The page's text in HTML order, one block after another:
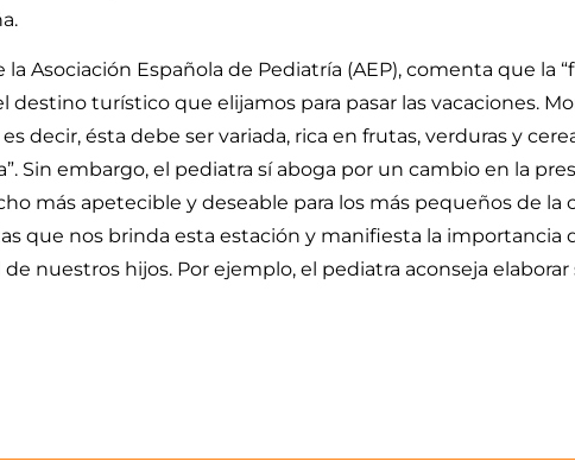
Española de Pediatría (AEP), comenta que la
turístico que elijamos para pasar las vacaciones.
ésta debe ser variada, rica en frutas, verduras y
Sin embargo, el pediatra sí aboga por un cambio en la
más apetecible y deseable para los más pequeños de la
que nos brinda esta estación y manifiesta la importancia
nuestros hijos. Por ejemplo, el pediatra aconseja elaborar